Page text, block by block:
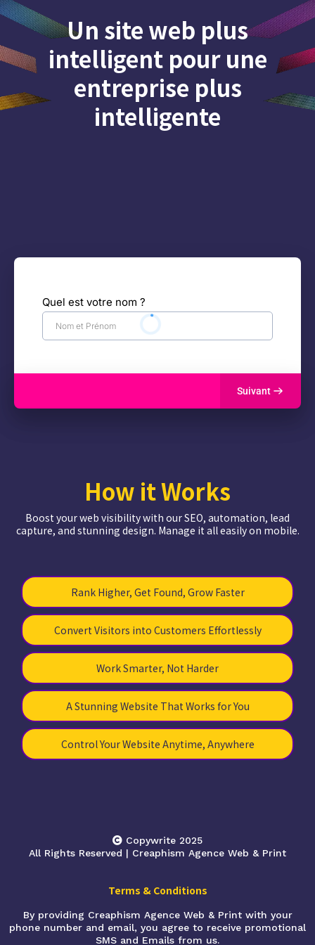
Un site web plus
intelligent pour une
entreprise plus
intelligente
Quel est votre nom ?
Suivant
How it Works
Boost your web visibility with our SEO, automation, lead
capture, and stunning design. Manage it all easily on mobile.
Rank Higher, Get Found, Grow Faster
Convert Visitors into Customers Effortlessly
Work Smarter, Not Harder
A Stunning Website That Works for You
Control Your Website Anytime, Anywhere
Copywrite 2025
All Rights Reserved | Creaphism Agence Web & Print
Terms & Conditions
By providing Creaphism Agence Web & Print with your
phone number and email, you agree to receive promotional
SMS and Emails from us.